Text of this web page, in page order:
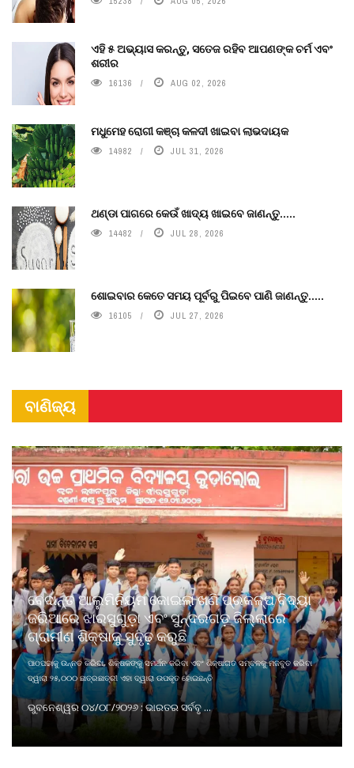
ଏହି ୫ ଅଭ୍ୟାସ କରନ୍ତୁ, ସତେଜ ରହିବ ଆପଣଙ୍କ ଚର୍ମ ଏବଂ
ଶରୀର
16136 AUG 02, 2026
ମଧୁମେହ ରୋଗୀ କଞ୍ଚା କଳଦୀ ଖାଇବା ଲାଭଦାୟକ
14982 JUL 31, 2026
ଥଣ୍ଡା ପାଗରେ କେଉଁ ଖାଦ୍ୟ ଖାଇବେ ଜାଣନ୍ତୁ.....
14482 JUL 28, 2026
ଶୋଇବାର କେତେ ସମୟ ପୂର୍ବରୁ ପିଇବେ ପାଣି ଜାଣନ୍ତୁ.....
16105 JUL 27, 2026
ବାଣିଜ୍ୟ
ବେଦାନ୍ତ ଆଲୁମିନିୟମ କୋଇଲା ଖଣି ପ୍ରକଳ୍ପ ବିଦ୍ୟା
ଜରିଆରେ ଝାରସୁଗୁଡ଼ା ଏବଂ ସୁନ୍ଦରଗଡ଼ ଜିଲ୍ଲାରେ
ଗ୍ରାମୀଣ ଶିକ୍ଷାକୁ ସୁଦୃଢ଼ କରୁଛି
ପାଠପଢାକୁ ଉନ୍ନତ କରିବା, ଶିକ୍ଷକଙ୍କୁ ସମର୍ଥନ କରିବା ଏବଂ ଶିକ୍ଷାଗତ ସମ୍ବଳକୁ ମଜବୁତ କରିବା
ଦ୍ୱାରା ୨୫,୦୦୦ ଛାତ୍ରଛାତ୍ରୀ ଏହା ଦ୍ୱାରା ଉପକୃତ ହୋଇଛନ୍ତି
ଭୁବନେଶ୍ୱର ୦୪/୦୮/୨୦୨୬ : ଭାରତର ସର୍ବବୃ ...